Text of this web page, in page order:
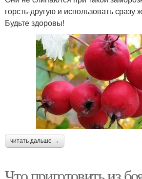
горсть-другую и использовать сразу
Будьте здоровы!
читать дальше →